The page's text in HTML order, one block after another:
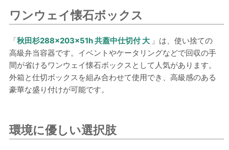
ワンウェイ懐石ボックス
「秋田杉288×203×51h 共蓋中仕切付 大 」は、使い捨ての
高級弁当容器です。イベントやケータリングなどで回収の手
間が省けるワンウェイ懐石ボックスとして人気があります。
外箱と仕切ボックスを組み合わせて使用でき、高級感のある
豪華な盛り付けが可能です。
環境に優しい選択肢